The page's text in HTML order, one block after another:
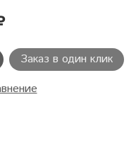
Заказ в один клик